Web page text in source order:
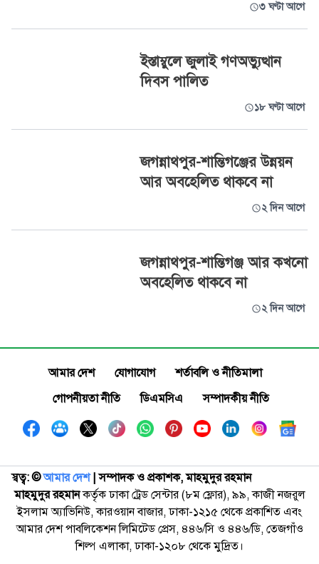
৩ ঘণ্টা আগে
ইস্তাম্বুলে জুলাই গণঅভ্যুত্থান
দিবস পালিত
১৮ ঘণ্টা আগে
জগন্নাথপুর-শান্তিগঞ্জের উন্নয়ন
আর অবহেলিত থাকবে না
২ দিন আগে
জগন্নাথপুর-শান্তিগঞ্জ আর কখনো
অবহেলিত থাকবে না
২ দিন আগে
আমার দেশ যোগাযোগ
শর্তাবলি ও নীতিমালা
গোপনীয়তা নীতি
ডিএমসিএ সম্পাদকীয় নীতি
স্বত্ব: ©️আমার দেশ| সম্পাদক ও প্রকাশক, মাহমুদুর রহমান
মাহমুদুর রহমানকর্তৃক ঢাকা ট্রেড সেন্টার (৮ম ফ্লোর), ৯৯, কাজী নজরুল
ইসলাম অ্যাভিনিউ, কারওয়ান বাজার, ঢাকা-১২১৫ থেকে প্রকাশিত এবং
আমার দেশ পাবলিকেশন লিমিটেড প্রেস, ৪৪৬/সি ও ৪৪৬/ডি, তেজগাঁও
শিল্প এলাকা, ঢাকা-১২০৮ থেকে মুদ্রিত।